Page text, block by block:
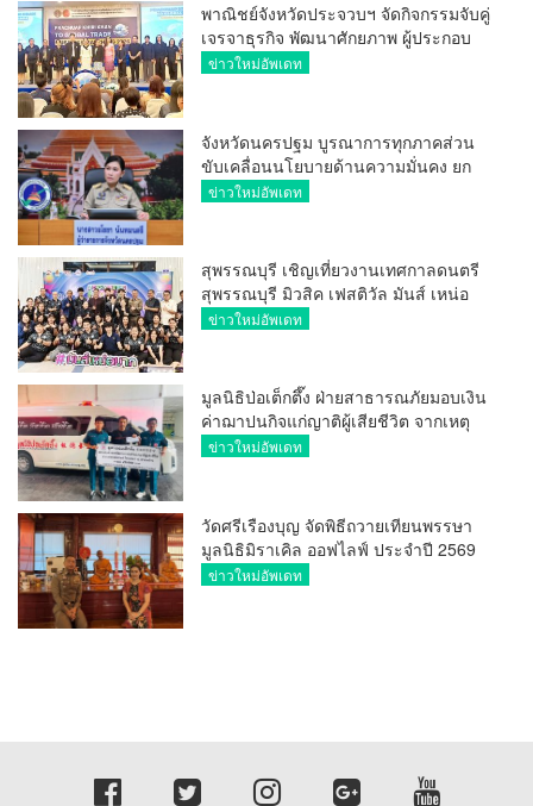
พาณิชย์จังหวัดประจวบฯ จัดกิจกรรมจับคู่
เจรจาธุรกิจ พัฒนาศักยภาพ ผู้ประกอบ
การ ขยายช่องทางการค้า สู่การค้า
ข่าวใหม่อัพเดท
จังหวัดนครปฐม บูรณาการทุกภาคส่วน
ขับเคลื่อนนโยบายด้านความมั่นคง ยก
ระดับการป้องกันอาชญากรรมทาง
ข่าวใหม่อัพเดท
สุพรรณบุรี เชิญเที่ยวงานเทศกาลดนตรี
สุพรรณบุรี มิวสิค เฟสติวัล มันส์ เหน่อ
มาก
ข่าวใหม่อัพเดท
มูลนิธิป่อเต็กตึ๊ง ฝ่ายสาธารณภัยมอบเงิน
ค่าฌาปนกิจแก่ญาติผู้เสียชีวิต จากเหตุ
เพลิงไหม้ โรงเบียร์ ณ ลาดพร้าว จำนวน
ข่าวใหม่อัพเดท
วัดศรีเรืองบุญ จัดพิธีถวายเทียนพรรษา
มูลนิธิมิราเคิล ออฟไลฟ์ ประจำปี 2569
พล.ต.ต.ศิริวัฒน์ ดีพอ ให้เกียรติเป็น
ข่าวใหม่อัพเดท